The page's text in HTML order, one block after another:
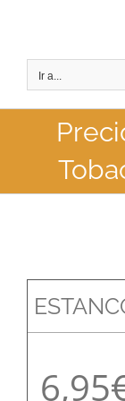
contenido
Ir a...
6,95